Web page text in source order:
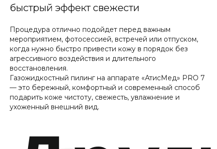
быстрый эффект свежести
Процедура отлично подойдет перед важным
мероприятием, фотосессией, встречей или отпуском,
когда нужно быстро привести кожу в порядок без
агрессивного воздействия и длительного
восстановления.
Газожидкостный пилинг на аппарате «АтисМед» PRO 7
— это бережный, комфортный и современный способ
подарить коже чистоту, свежесть, увлажнение и
ухоженный внешний вид.
ВСЕ УСЛУГИ
Процедура фотодинамической терапии, которая
избирательно удаляет поврежденные клетки,
запуская естественные механизмы омоложения
или решая такие проблемы, как акне,
пигментация
Фотодинамическая
терапия HELEO 4